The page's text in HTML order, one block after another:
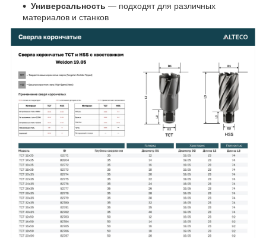
Универсальность — подходят для различных
материалов и станков